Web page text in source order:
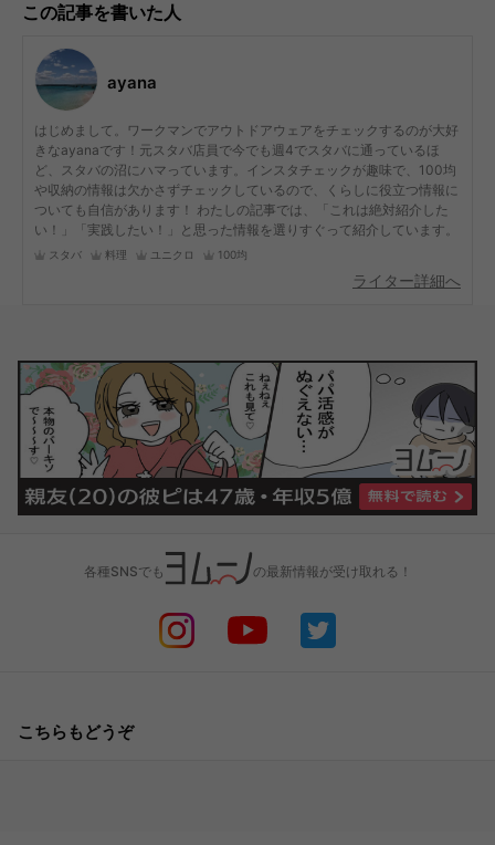
この記事を書いた人
ayana
はじめまして。ワークマンでアウトドアウェアをチェックするのが大好
きなayanaです！元スタバ店員で今でも週4でスタバに通っているほ
ど、スタバの沼にハマっています。インスタチェックが趣味で、100均
や収納の情報は欠かさずチェックしているので、くらしに役立つ情報に
ついても自信があります！ わたしの記事では、「これは絶対紹介した
い！」「実践したい！」と思った情報を選りすぐって紹介しています。
スタバ 料理 ユニクロ 100均
ライター詳細へ
各種SNSでも の最新情報が受け取れる！
こちらもどうぞ